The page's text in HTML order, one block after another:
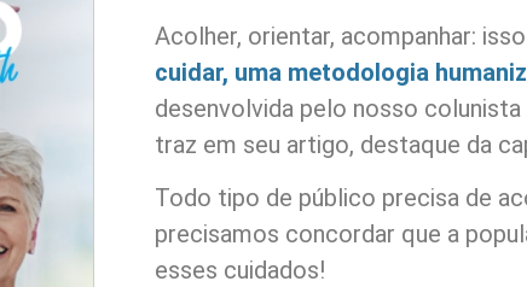
Acolher, orientar, acompanhar:
cuidar, uma metodologia
desenvolvida pelo nosso colunista
traz em seu artigo, destaque da
Todo tipo de público precisa de
precisamos concordar que a
esses cuidados!